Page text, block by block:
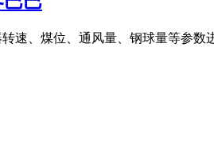
速、煤位、通风量、钢球量等参